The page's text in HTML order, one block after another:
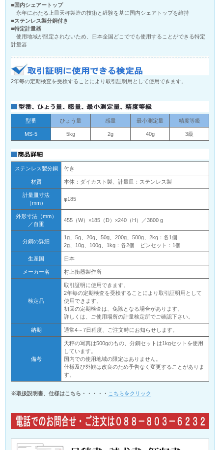
■国内シェアートップ
永年にわたる上皿天秤製造の技術と経験を基に国内シェアトップを維持
■ステンレス製分銅付き
■特定計量器
使用地域が限定されないため、日本全国どこででも使用することができる特定
計量器
2年毎の定期検査を受検することにより取引証明用として使用できます。
型番 ひょう量 感量 最小測定量 精度等級
MS-5 5kg 2g 40g 3級
ステンレス製分銅 付き
材質 本体：ダイカスト製、計量皿：ステンレス製
計量皿寸法
（mm）
φ185
外形寸法（mm）
／自重
455（W）×185（D）×240（H）／3800 g
分銅の詳細
1g、5g、20g、50g、200g、500g、2kg：各1個
2g、10g、100g、1kg：各2個 ピンセット：1個
生産国 日本
メーカー名 村上衡器製作所
検定品
取引証明に使用できます。
2年毎の定期検査を受検することにより取引証明用として
使用できます。
初回の定期検査は、免除となる場合があります。
詳しくは、ご使用場所の計量検定所でご確認下さい。
納期 通常4～7日程度、ご注文時にお知らせします。
備考
天秤の写真は500gのもの、分銅セットは1kgセットを使用
しています。
国内での使用地域の限定はありません。
仕様及び外観は改良のため予告なく変更することがありま
す。
※取扱説明書、仕様はこちら・・・・・ こちらをクリック